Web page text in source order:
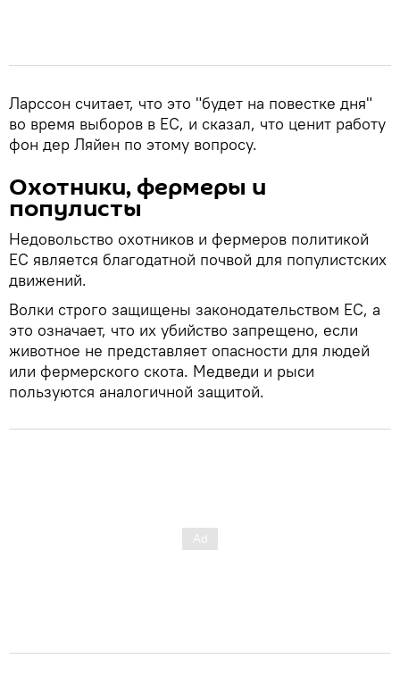
Ларссон считает, что это "будет на повестке дня"
во время выборов в ЕС, и сказал, что ценит работу
фон дер Ляйен по этому вопросу.
Охотники, фермеры и
популисты
Недовольство охотников и фермеров политикой
ЕС является благодатной почвой для популистских
движений.
Волки строго защищены законодательством ЕС, а
это означает, что их убийство запрещено, если
животное не представляет опасности для людей
или фермерского скота. Медведи и рыси
пользуются аналогичной защитой.